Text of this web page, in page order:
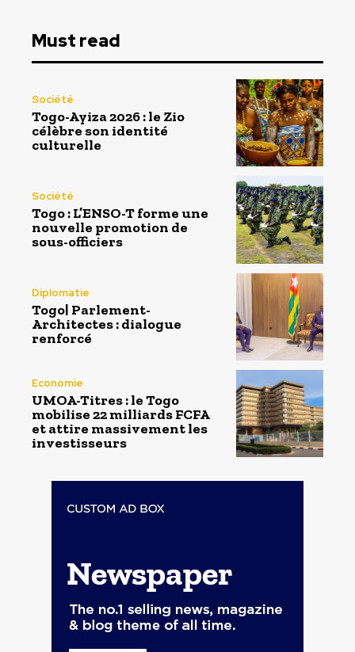
Must read
Société
Togo-Ayiza 2026 : le Zio
célèbre son identité
culturelle
Société
Togo : L’ENSO-T forme une
nouvelle promotion de
sous-officiers
Diplomatie
Togo| Parlement-
Architectes : dialogue
renforcé
Economie
UMOA-Titres : le Togo
mobilise 22 milliards FCFA
et attire massivement les
investisseurs